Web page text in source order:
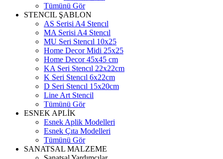
Tümünü Gör
STENCIL ŞABLON
AS Serisi A4 Stencıl
MA Serisi A4 Stencıl
MU Seri Stencıl 10x25
Home Decor Midi 25x25
Home Decor 45x45 cm
KA Seri Stencıl 22x22cm
K Seri Stencıl 6x22cm
D Seri Stencıl 15x20cm
Line Art Stencil
Tümünü Gör
ESNEK APLİK
Esnek Aplik Modelleri
Esnek Çıta Modelleri
Tümünü Gör
SANATSAL MALZEME